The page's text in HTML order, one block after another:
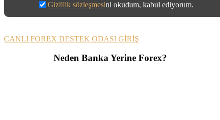
Gizlilik sözleşmesini okudum, kabul ediyorum.
CANLI FOREX DESTEK ODASI GİRİŞ
Neden Banka Yerine Forex?